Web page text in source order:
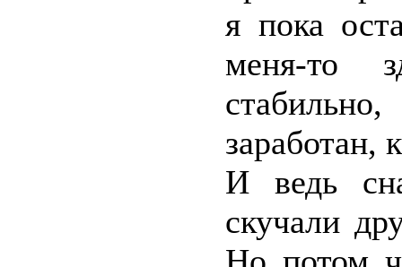
я пока
меня-то
заработан,
И ведь
скучали